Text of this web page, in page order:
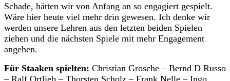
Schade, hätten wir von Anfang an so engagiert gespielt.
Wäre hier heute viel mehr drin gewesen. Ich denke wir
werden unsere Lehren aus den letzten beiden Spielen
ziehen und die nächsten Spiele mit mehr Engagement
angehen.
Für Staaken spielten: Christian Grosche – Bernd D Russo
– Ralf Ortlieb – Thorsten Scholz – Frank Nelle – Ingo